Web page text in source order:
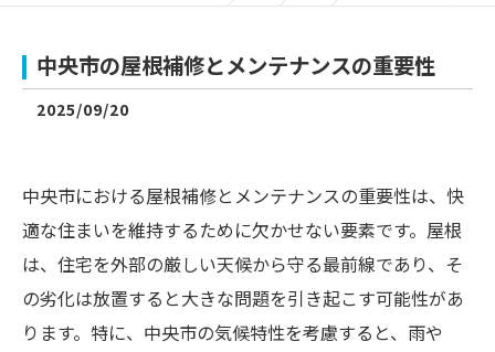
中央市の屋根補修とメンテナンスの重要性
2025/09/20
中央市における屋根補修とメンテナンスの重要性は、快
適な住まいを維持するために欠かせない要素です。屋根
は、住宅を外部の厳しい天候から守る最前線であり、そ
の劣化は放置すると大きな問題を引き起こす可能性があ
ります。特に、中央市の気候特性を考慮すると、雨や